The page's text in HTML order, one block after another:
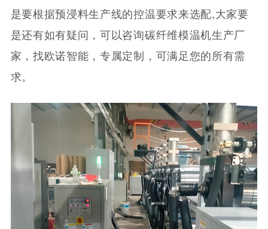
是要根据预浸料生产线的控温要求来选配,大家要
是还有如有疑问，可以咨询碳纤维模温机生产厂
家，找欧诺智能，专属定制，可满足您的所有需
求。